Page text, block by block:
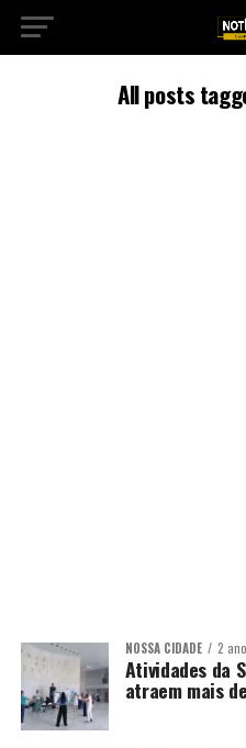
All posts
NOSSA CIDADE 2
Atividades da
atraem mais